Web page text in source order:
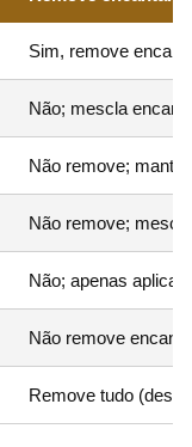
Sim, remove
Não; mescla
Não remove;
Não remove;
Não; apenas aplica
Não remove
Remove tudo